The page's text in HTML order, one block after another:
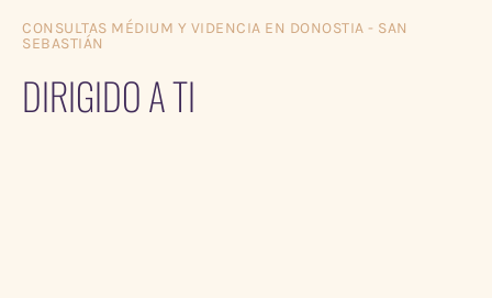
CONSULTAS MÉDIUM Y VIDENCIA EN DONOSTIA - SAN
SEBASTIÁN
DIRIGIDO A TI